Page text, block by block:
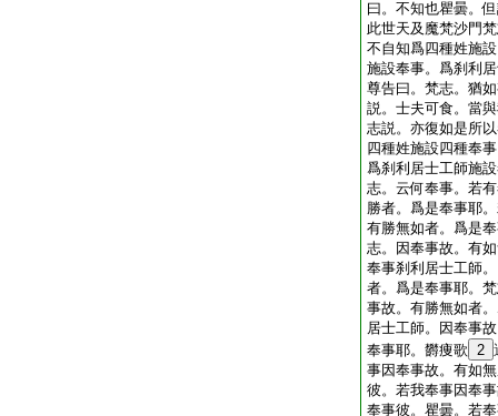
曰。不知也瞿曇。
此世天及魔梵沙門
不自知爲四種姓施
施設奉事。爲刹利
尊告曰。梵志。猶
説。士夫可食。當
志説。亦復如是所
四種姓施設四種奉
爲刹利居士工師施
志。云何奉事。若
勝者。爲是奉事耶
有勝無如者。爲是
志。因奉事故。有
奉事刹利居士工師
者。爲是奉事耶。
事故。有勝無如者
居士工師。因奉事
奉事耶。欝痩歌 2
事因奉事故。有如
彼。若我奉事因奉
奉事彼。瞿曇。若